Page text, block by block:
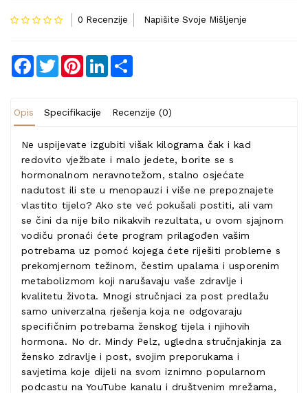
0 Recenzije Napišite Svoje Mišljenje
Facebook
TwitterPinterestLinkedIn
Opis Specifikacije Recenzije (0)
Ne uspijevate izgubiti višak kilograma čak i kad
redovito vježbate i malo jedete, borite se s
hormonalnom neravnotežom, stalno osjećate
nadutost ili ste u menopauzi i više ne prepoznajete
vlastito tijelo? Ako ste već pokušali postiti, ali vam
se čini da nije bilo nikakvih rezultata, u ovom sjajnom
vodiču pronaći ćete program prilagođen vašim
potrebama uz pomoć kojega ćete riješiti probleme s
prekomjernom težinom, čestim upalama i usporenim
metabolizmom koji narušavaju vaše zdravlje i
kvalitetu života. Mnogi stručnjaci za post predlažu
samo univerzalna rješenja koja ne odgovaraju
specifičnim potrebama ženskog tijela i njihovih
hormona. No dr. Mindy Pelz, ugledna stručnjakinja za
žensko zdravlje i post, svojim preporukama i
savjetima koje dijeli na svom iznimno popularnom
podcastu na YouTube kanalu i društvenim mrežama,